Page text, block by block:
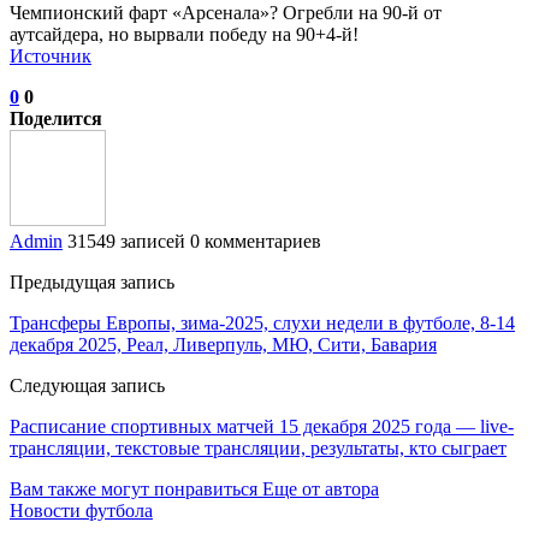
Чемпионский фарт «Арсенала»? Огребли на 90-й от
аутсайдера, но вырвали победу на 90+4-й!
Источник
0 0
Поделится
Admin 31549 записей 0 комментариев
Предыдущая запись
Трансферы Европы, зима-2025, слухи недели в футболе, 8-14
декабря 2025, Реал, Ливерпуль, МЮ, Сити, Бавария
Следующая запись
Расписание спортивных матчей 15 декабря 2025 года — live-
трансляции, текстовые трансляции, результаты, кто сыграет
Вам также могут понравиться Еще от автора
Новости футбола